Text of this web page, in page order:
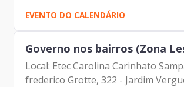
Fernando Gonçalves Sandra M.T.M.
Lucas Campagna Filho Vinicius
Carlos Antonio Carvalho de
EVENTO DO CALENDÁRIO
Governo nos bairros (Zona
Local: Etec Carolina Carinhato
frederico Grotte, 322 - Jardim